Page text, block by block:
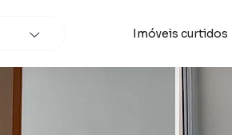
Imóveis curtidos